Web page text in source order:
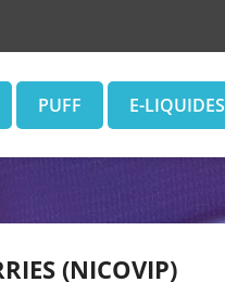
PUFF E-LIQUIDES
(NICOVIP)